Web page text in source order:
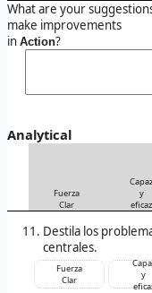
What are your
make improvements
in Action?
Analytical
Fuerza
Clar
Capaz
y
eficaz
Destila los
centrales.
Fuerza
Clar
y